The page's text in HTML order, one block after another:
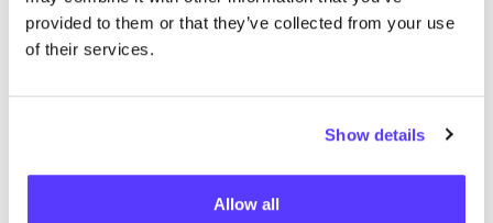
provided to them or that they’ve collected from your use
of their services.
Show details
Allow all